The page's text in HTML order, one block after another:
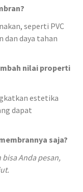
seperti PVC
dan daya tahan
nilai properti
estetika
dapat
saja?
Anda pesan,